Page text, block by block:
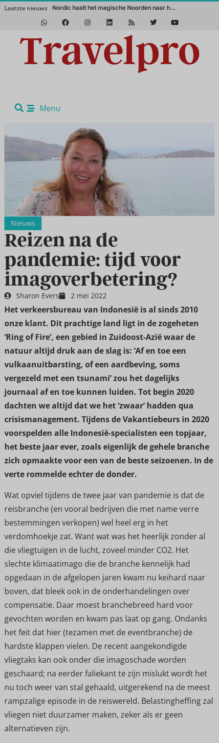
Laatste nieuws Nordic haalt het magische Noorden naar het Vakantie Festival
Het Zuidwesten van Amerika in de winter? Een absolute aanrader!
Menu
Nieuws
Reizen na de
pandemie: tijd voor
imagoverbetering?
Sharon Evers 2 mei 2022
Het verkeersbureau van Indonesië is al sinds 2010
onze klant. Dit prachtige land ligt in de zogeheten
‘Ring of Fire’, een gebied in Zuidoost-Azië waar de
natuur altijd druk aan de slag is: ‘Af en toe een
vulkaanuitbarsting, of een aardbeving, soms
vergezeld met een tsunami’ zou het dagelijks
journaal af en toe kunnen luiden. Tot begin 2020
dachten we altijd dat we het ‘zwaar’ hadden qua
crisismanagement. Tijdens de Vakantiebeurs in 2020
voorspelden alle Indonesië-specialisten een topjaar,
het beste jaar ever, zoals eigenlijk de gehele branche
zich opmaakte voor een van de beste seizoenen. In de
verte rommelde echter de donder.
Wat opviel tijdens de twee jaar van pandemie is dat de
reisbranche (en vooral bedrijven die met name verre
bestemmingen verkopen) wel heel erg in het
verdomhoekje zat. Want wat was het heerlijk zonder al
die vliegtuigen in de lucht, zoveel minder CO2. Het
slechte klimaatimago die de branche kennelijk had
opgedaan in de afgelopen jaren kwam nu keihard naar
boven, dat bleek ook in de onderhandelingen over
compensatie. Daar moest branchebreed hard voor
gevochten worden en kwam pas laat op gang. Ondanks
het feit dat hier (tezamen met de eventbranche) de
hardste klappen vielen. De recent aangekondigde
vliegtaks kan ook onder die imagoschade worden
geschaard; na eerder faliekant te zijn mislukt wordt het
nu toch weer van stal gehaald, uitgerekend na de meest
rampzalige episode in de reiswereld. Belastingheffing zal
vliegen niet duurzamer maken, zeker als er geen
alternatieven zijn.